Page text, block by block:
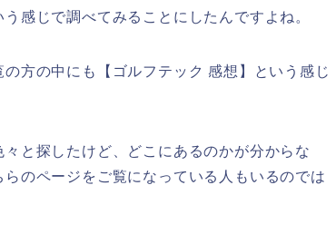
感じで調べてみることにしたんですよね。
方の中にも【ゴルフテック 感想】という感じ
と探したけど、どこにあるのかが分からな
のページをご覧になっている人もいるのでは